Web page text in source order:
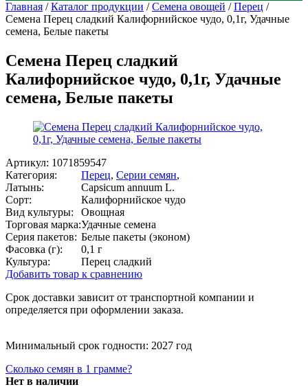
Главная /Каталог продукции /Семена овощей /Перец /
Семена Перец сладкий Калифорнийское чудо, 0,1г, Удачные
семена, Белые пакеты
Семена Перец сладкий
Калифорнийское чудо, 0,1г, Удачные
семена, Белые пакеты
Артикул: 1071859547
Категория:
Перец, Серии семян,
Латынь:
Capsicum annuum L.
Сорт:
Калифорнийское чудо
Вид культуры:
Овощная
Торговая марка:Удачные семена
Серия пакетов: Белые пакеты (эконом)
Фасовка (г):
0,1 г
Культура:
Перец сладкий
Добавить товар к сравнению
Срок доставки зависит от транспортной компании и
определяется при оформлении заказа.
Минимальный срок годности: 2027 год
Сколько семян в 1 грамме?
Нет в наличии